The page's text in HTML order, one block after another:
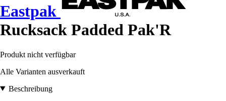
Eastpak
Rucksack Padded Pak'R
Produkt nicht verfügbar
Alle Varianten ausverkauft
Beschreibung